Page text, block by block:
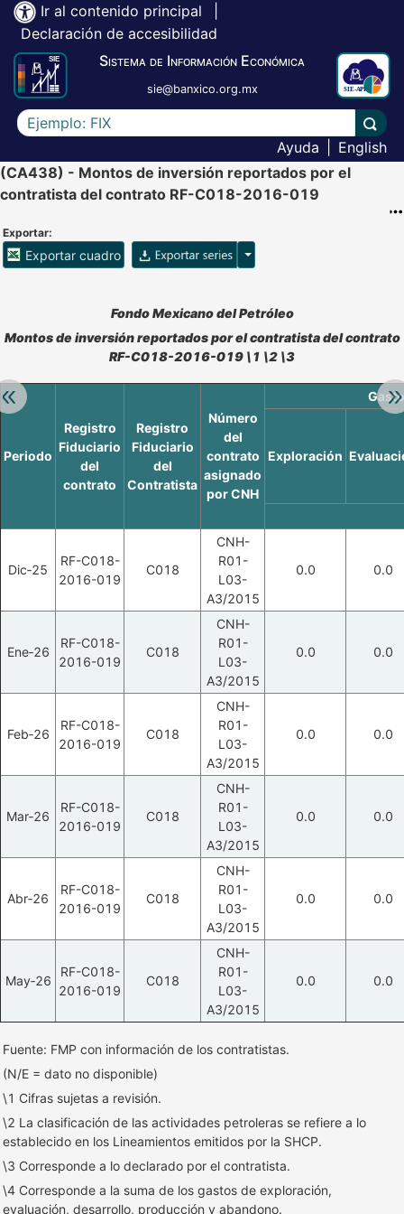
Ir al contenido principal
Declaración de accesibilidad
Sistema de Información Económica
sie@banxico.org.mx
Escriba el texto a buscar
Ayuda
English
(CA438) - Montos de inversión reportados por el
contratista del contrato RF-C018-2016-019
Exportar:
Exportar cuadro Opciones para exportar
Retroceder:
Accesibilidad de Cuadros Analíticos, al exportar el cuadro
Fondo Mexicano del Petróleo
Montos de inversión reportados por el contratista del contrato
RF-C018-2016-019 \1 \2 \3
Periodo
Registro
Fiduciario
del
contrato
Registro
Fiduciario
del
Contratista
Número
del
contrato
asignado
por CNH
Exploración
Dic‑25
RF-C018-
2016-019
C018
CNH-
R01-
L03-
A3/2015
0.0 0.0
Ene‑26
RF-C018-
2016-019
C018
CNH-
R01-
L03-
A3/2015
0.0 0.0
Feb‑26
RF-C018-
2016-019
C018
CNH-
R01-
L03-
A3/2015
0.0 0.0
Mar‑26
RF-C018-
2016-019
C018
CNH-
R01-
L03-
A3/2015
0.0 0.0
Abr‑26
RF-C018-
2016-019
C018
CNH-
R01-
L03-
A3/2015
0.0 0.0
May‑26
RF-C018-
2016-019
C018
CNH-
R01-
L03-
A3/2015
0.0 0.0
Fuente: FMP con información de los contratistas.
(N/E = dato no disponible)
\1 Cifras sujetas a revisión.
\2 La clasificación de las actividades petroleras se refiere a lo
establecido en los Lineamientos emitidos por la SHCP.
\3 Corresponde a lo declarado por el contratista.
\4 Corresponde a la suma de los gastos de exploración,
evaluación, desarrollo, producción y abandono.